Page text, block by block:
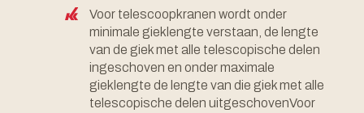
Voor telescoopkranen wordt onder
minimale gieklengte verstaan, de lengte
van de giek met alle telescopische delen
ingeschoven en onder maximale
gieklengte de lengte van die giek met alle
telescopische delen uitgeschovenVoor